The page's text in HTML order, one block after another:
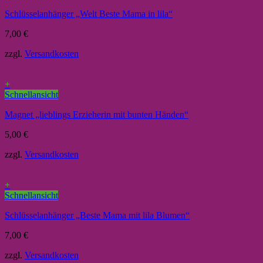
Schlüsselanhänger „Welt Beste Mama in lila“
7,00 €
zzgl. Versandkosten
+
Schnellansicht
Magnet „lieblings Erzieherin mit bunten Händen“
5,00 €
zzgl. Versandkosten
+
Schnellansicht
Schlüsselanhänger „Beste Mama mit lila Blumen“
7,00 €
zzgl. Versandkosten